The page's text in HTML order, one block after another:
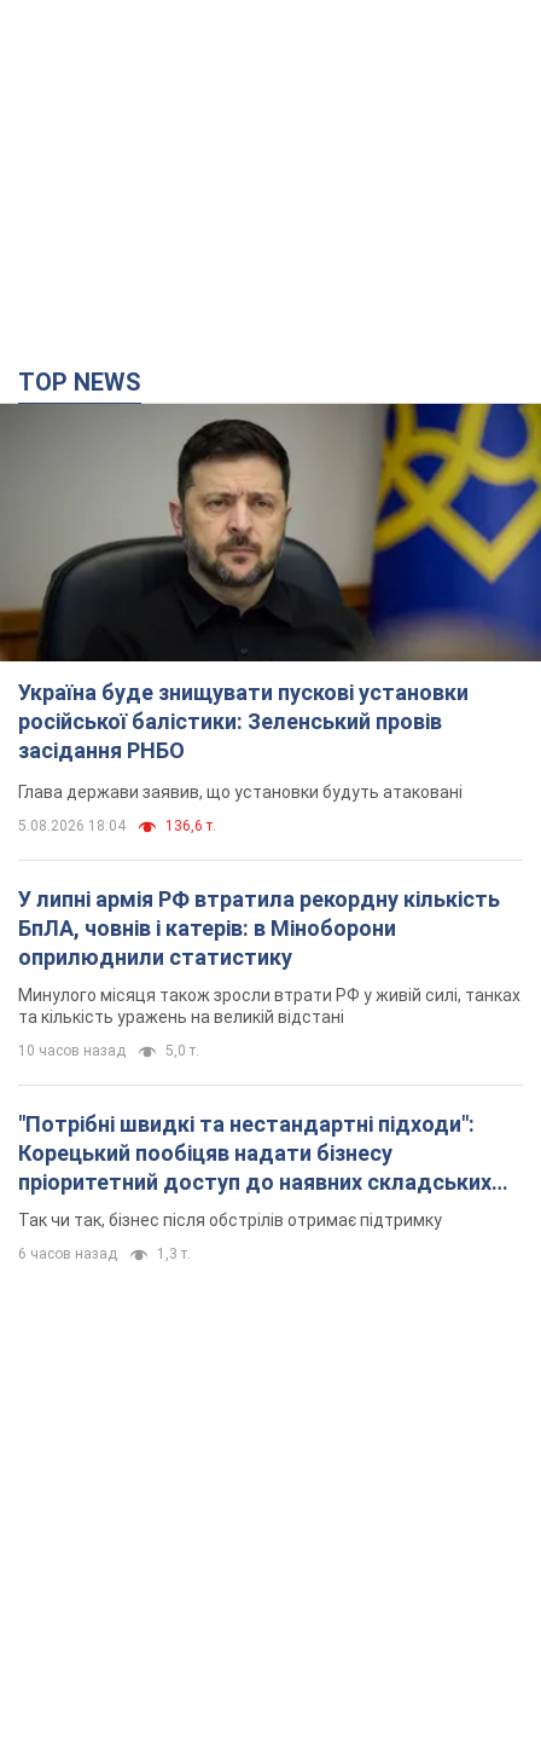
TOP NEWS
Україна буде знищувати пускові установки
російської балістики: Зеленський провів
засідання РНБО
Глава держави заявив, що установки будуть атаковані
5.08.2026 18:04 136,6 т.
У липні армія РФ втратила рекордну кількість
БпЛА, човнів і катерів: в Міноборони
оприлюднили статистику
Минулого місяця також зросли втрати РФ у живій силі, танках
та кількість уражень на великій відстані
10 часов назад 5,0 т.
"Потрібні швидкі та нестандартні підходи":
Корецький пообіцяв надати бізнесу
пріоритетний доступ до наявних складських
приміщень
Так чи так, бізнес після обстрілів отримає підтримку
6 часов назад 1,3 т.